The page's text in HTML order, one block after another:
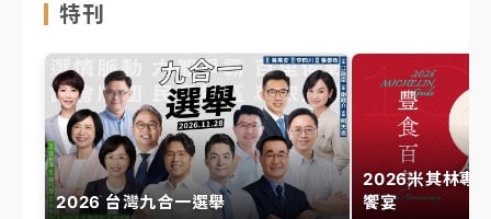
特刊
2026 台灣九合一選舉
2026米其林專
饗宴